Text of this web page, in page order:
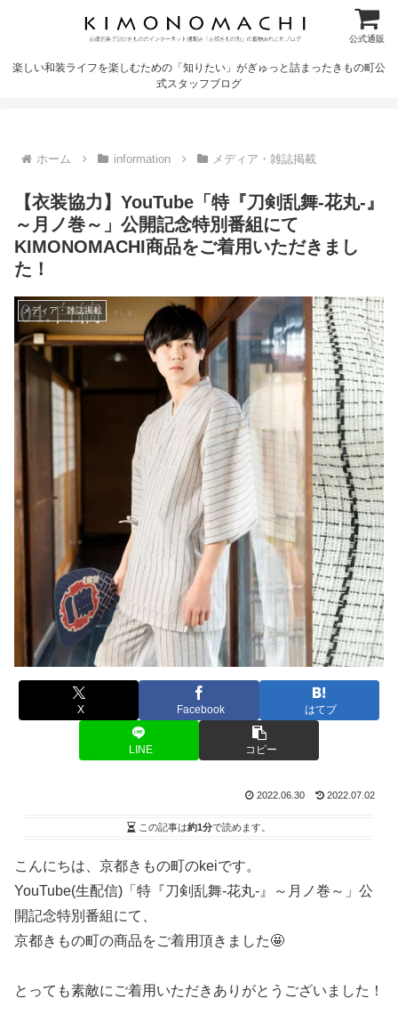
公式通販
楽しい和装ライフを楽しむための「知りたい」がぎゅっと詰まったきもの町公
式スタッフブログ
ホーム information メディア・雑誌掲載
【衣装協力】YouTube「特『刀剣乱舞-花丸-』
～月ノ巻～」公開記念特別番組にて
KIMONOMACHI商品をご着用いただきまし
た！
メディア・雑誌掲載
X Facebook はてブ
LINE コピー
2022.06.30 2022.07.02
この記事は約1分で読めます。
こんにちは、京都きもの町のkeiです。
YouTube(生配信)「特『刀剣乱舞-花丸-』～月ノ巻～」公
開記念特別番組にて、
京都きもの町の商品をご着用頂きました🤩
とっても素敵にご着用いただきありがとうございました！